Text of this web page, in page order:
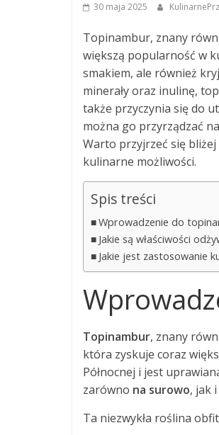
30 maja 2025
Topinambur, znany
większą popularność w
smakiem, ale również
minerały oraz inulinę,
także przyczynia się do
można go przyrządzać
Warto przyjrzeć się
kulinarne możliwości.
Spis treści
Wprowadzenie do
Jakie są właściwości
Jakie jest zastosowanie
Topinambur, znany
która zyskuje coraz
Północnej i jest
zarówno na surowo, jak i
Ta niezwykła roślina